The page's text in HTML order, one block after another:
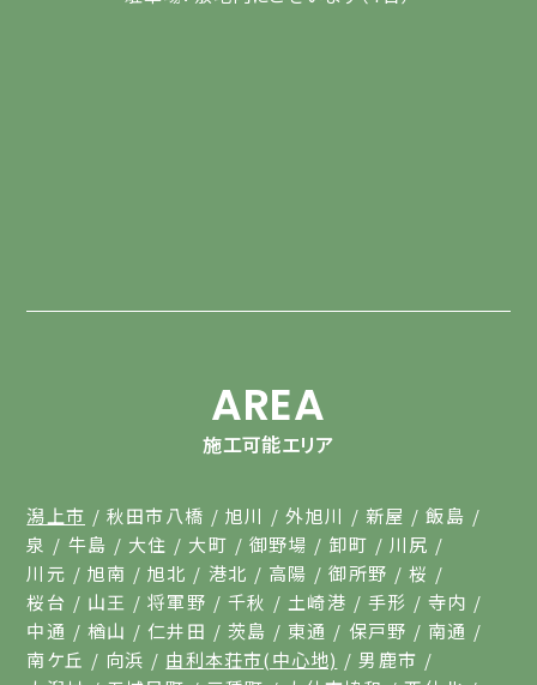
AREA
施工可能エリア
潟上市 秋田市八橋 旭川 外旭川 新屋
飯島
泉
牛島 大住 大町 御野場 卸町
川尻
川元
旭南 旭北 港北 高陽 御所野
桜
桜台
山王 将軍野 千秋 土崎港 手形
寺内
中通
楢山 仁井田 茨島 東通 保戸野
南通
南ケ丘
向浜 由利本荘市(中心地)
男鹿市